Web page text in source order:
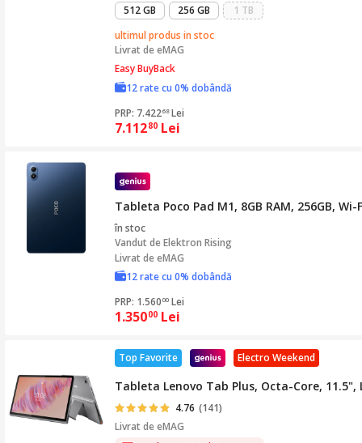
512 GB
256 GB
1 TB
ultimul produs in stoc
Livrat deeMAG
Easy BuyBack
12 rate cu 0% dobândă
PRP: 7.42268 Lei
7.11280 Lei
Tableta Poco Pad M1, 8GB RAM, 256GB, Wi-
în stoc
Vandut deElektron Rising
Livrat de eMAG
12 rate cu 0% dobândă
PRP: 1.560 00 Lei
1.35000 Lei
Electro Weekend
Top Favorite
Tableta Lenovo Tab Plus, Octa-Core, 11.5",
4.76 (141)
Livrat deeMAG